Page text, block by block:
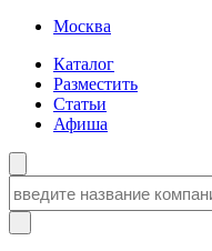
Москва
Каталог
Разместить
Статьи
Афиша